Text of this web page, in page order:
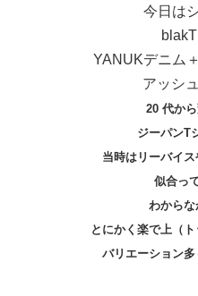
今日は
YANUKデニム
アッシ
20 代か
ジーパンT
当時はリーバイ
似合っ
わから
とにかく楽で上（ト
バリエーション